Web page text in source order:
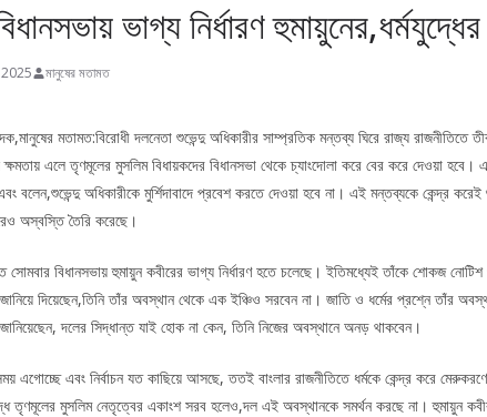
ভাগ্য নির্ধারণ
মানুষের মতামত
মতামত:বিরোধী দলনেতা শুভেন্দু অধিকারীর সাম্প্রতিক মন্তব্য ঘিরে রাজ্য রাজনীতিতে
এলে তৃণমূলের মুসলিম বিধায়কদের বিধানসভা থেকে চ্যাংদোলা করে বের করে দেওয়া
বলেন,শুভেন্দু অধিকারীকে মুর্শিদাবাদে প্রবেশ করতে দেওয়া হবে না। এই মন্তব্যকে কেন্দ্র
অস্বস্তি তৈরি করেছে।
সোমবার বিধানসভায় হুমায়ুন কবীরের ভাগ্য নির্ধারণ হতে চলেছে। ইতিমধ্যেই তাঁকে শোকজ
জানিয়ে দিয়েছেন,তিনি তাঁর অবস্থান থেকে এক ইঞ্চিও সরবেন না। জাতি ও ধর্মের প্রশ্নে তাঁর
দলের সিদ্ধান্ত যাই হোক না কেন, তিনি নিজের অবস্থানে অনড় থাকবেন।
এগোচ্ছে এবং নির্বাচন যত কাছিয়ে আসছে, ততই বাংলার রাজনীতিতে ধর্মকে কেন্দ্র করে
তৃণমূলের মুসলিম নেতৃত্বের একাংশ সরব হলেও,দল এই অবস্থানকে সমর্থন করছে না। হুমায়ুন